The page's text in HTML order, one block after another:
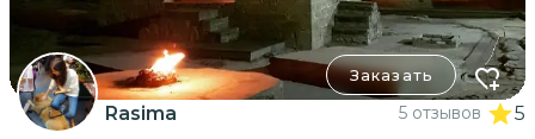
Заказать
Rasima 5 отзывов 5